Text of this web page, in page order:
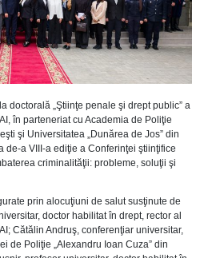
doctorală „Ştiinţe penale şi drept public” a
în parteneriat cu Academia de Poliţie
şi Universitatea „Dunărea de Jos” din
de-a VIII-a ediţie a Conferinţei ştiinţifice
criminalităţii: probleme, soluţii şi
prin alocuţiuni de salut susţinute de
doctor habilitat în drept, rector al
Cătălin Andruş, conferenţiar universitar,
de Poliţie „Alexandru Ioan Cuza” din